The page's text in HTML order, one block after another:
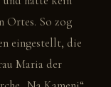
Ortes. So zog
eingestellt, die
Maria der